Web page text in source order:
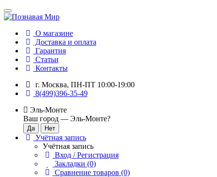
О магазине
Доставка и оплата
Гарантия
Статьи
Контакты
г. Москва, ПН-ПТ 10:00-19:00
8(499)396-35-49
Эль-Монте
Ваш город — Эль-Монте?
Учётная запись
Учётная запись
Вход / Регистрация
Закладки (0)
Сравнение товаров (0)